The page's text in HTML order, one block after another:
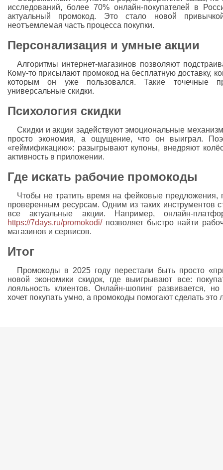
исследований, более 70% онлайн-покупателей в
актуальный промокод. Это стало новой
неотъемлемая часть процесса покупки.
Персонализация и умные акции
Алгоритмы интернет-магазинов позволяют
Кому-то присылают промокод на бесплатную доставку,
которым он уже пользовался. Такие точечные
универсальные скидки.
Психология скидки
Скидки и акции задействуют эмоциональные
просто экономия, а ощущение, что он выиграл.
«геймификацию»: разыгрывают купоны, внедряют
активность в приложении.
Где искать рабочие промокоды
Чтобы не тратить время на фейковые предложения,
проверенным ресурсам. Одним из таких инструментов
все актуальные акции. Например, онлайн-
https://7days.ru/promokodi/позволяет быстро найти
магазинов и сервисов.
Итог
Промокоды в 2025 году перестали быть просто
новой экономики скидок, где выигрывают все:
лояльность клиентов. Онлайн-шопинг развивается,
хочет покупать умно, а промокоды помогают сделать это